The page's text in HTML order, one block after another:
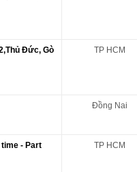
Đức, Gò
TP HCM
Đồng Nai
- Part
TP HCM